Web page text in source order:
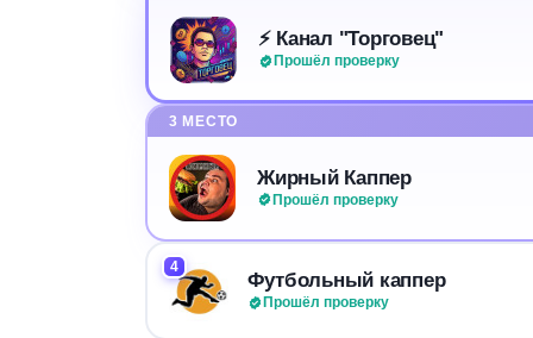
⚡️ Канал "Торговец"
Прошёл проверку
3 МЕСТО
Жирный Каппер
Прошёл проверку
4
Футбольный каппер
Прошёл проверку